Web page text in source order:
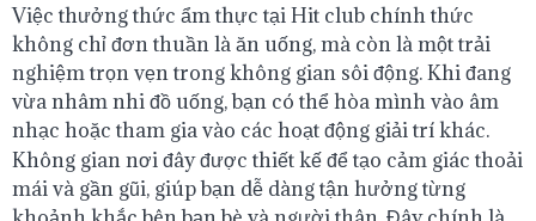
Việc thưởng thức ẩm thực tại Hit club chính thức
không chỉ đơn thuần là ăn uống, mà còn là một trải
nghiệm trọn vẹn trong không gian sôi động. Khi đang
vừa nhâm nhi đồ uống, bạn có thể hòa mình vào âm
nhạc hoặc tham gia vào các hoạt động giải trí khác.
Không gian nơi đây được thiết kế để tạo cảm giác thoải
mái và gần gũi, giúp bạn dễ dàng tận hưởng từng